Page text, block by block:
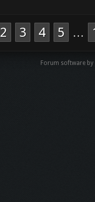
2 3 4 5 …
Forum software